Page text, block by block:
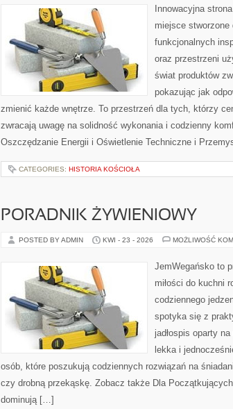
Innowacyjna
miejsce
funkcjonalnych
oraz przestrzeni
świat produktów
pokazując jak
zmienić każde wnętrze. To przestrzeń dla tych, którzy
zwracają uwagę na solidność wykonania i codzienny
Oszczędzanie Energii i Oświetlenie Techniczne i
CATEGORIES: HISTORIA KOŚCIOŁA
PORADNIK ŻYWIENIOWY
POSTED BY ADMIN KWI - 23 - 2026 MOŻLIWOŚĆ
JemWegańsko to
miłości do kuchni
codziennego
spotyka się z
jadłospis oparty
lekka i
osób, które poszukują codziennych rozwiązań na
czy drobną przekąskę. Zobacz także Dla
dominują […]